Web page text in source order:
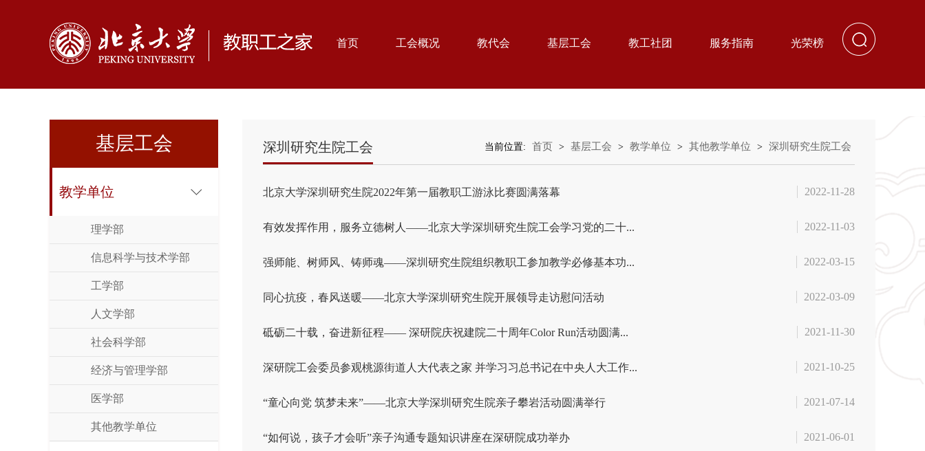
首页 工会概况 教代会 基层工会 教工社团 服务指南 光荣榜
基层工会
教学单位
理学部
信息科学与技术学部
工学部
人文学部
社会科学部
经济与管理学部
医学部
其他教学单位
深圳研究生院工会 当前位置: 首页 > 基层工会 > 教学单位 > 其他教学单位 > 深圳研究生院工会
北京大学深圳研究生院2022年第一届教职工游泳比赛圆满落幕 2022-11-28
有效发挥作用，服务立德树人——北京大学深圳研究生院工会学习党的二十... 2022-11-03
强师能、树师风、铸师魂——深圳研究生院组织教职工参加教学必修基本功... 2022-03-15
同心抗疫，春风送暖——北京大学深圳研究生院开展领导走访慰问活动 2022-03-09
砥砺二十载，奋进新征程—— 深研院庆祝建院二十周年Color Run活动圆满... 2021-11-30
深研院工会委员参观桃源街道人大代表之家 并学习习总书记在中央人大工作... 2021-10-25
“童心向党 筑梦未来”——北京大学深圳研究生院亲子攀岩活动圆满举行 2021-07-14
“如何说，孩子才会听”亲子沟通专题知识讲座在深研院成功举办 2021-06-01